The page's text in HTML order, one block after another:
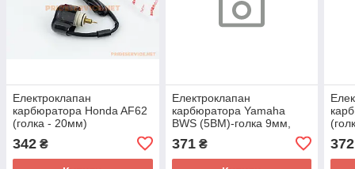
Електроклапан
карбюратора Honda AF62
(голка - 20мм)
342 ₴
Електроклапан
карбюратора Yamaha
BWS (5BM)-голка 9мм,
371₴ 372